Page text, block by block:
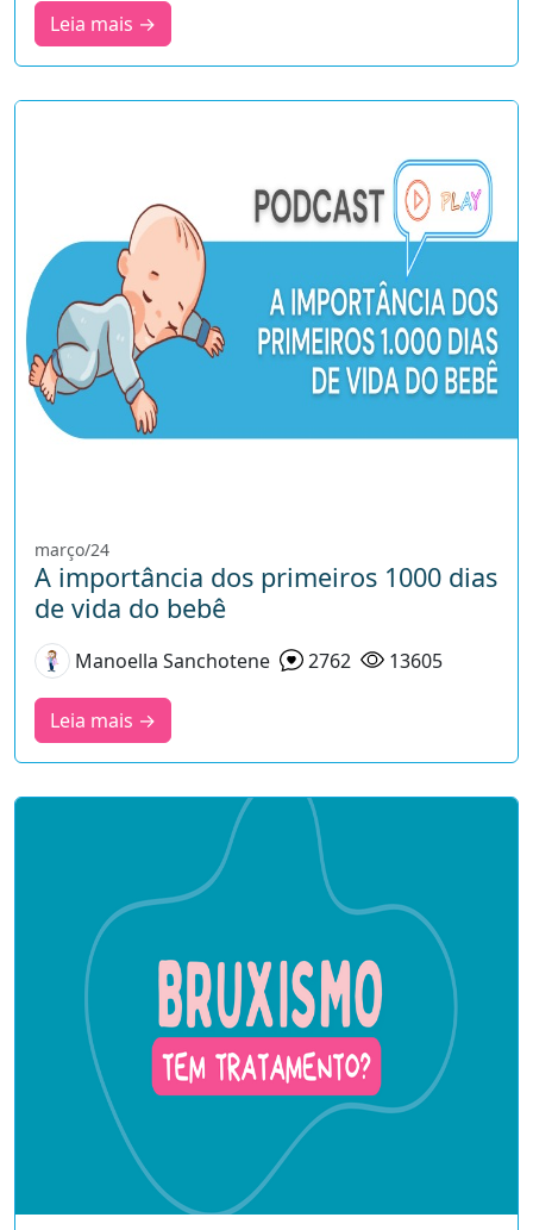
Leia mais →
março/24
A importância dos primeiros 1000 dias
de vida do bebê
Manoella Sanchotene 2762 13605
Leia mais →